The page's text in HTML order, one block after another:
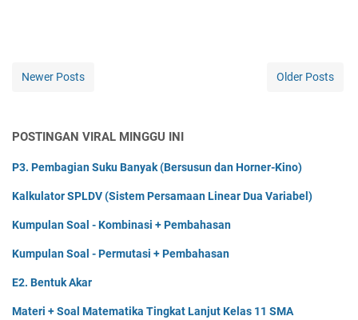
Newer Posts Older Posts
POSTINGAN VIRAL MINGGU INI
P3. Pembagian Suku Banyak (Bersusun dan Horner-Kino)
Kalkulator SPLDV (Sistem Persamaan Linear Dua Variabel)
Kumpulan Soal - Kombinasi + Pembahasan
Kumpulan Soal - Permutasi + Pembahasan
E2. Bentuk Akar
Materi + Soal Matematika Tingkat Lanjut Kelas 11 SMA